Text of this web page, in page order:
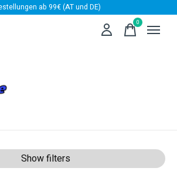
ab 99€ (AT und DE)
0items
Show filters